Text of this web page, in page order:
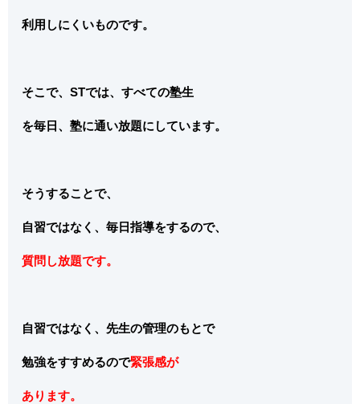
利用しにくいものです。
そこで、STでは、すべての塾生
を毎日、塾に通い放題にしています。
そうすることで、
自習ではなく、毎日指導をするので、
質問し放題です。
自習ではなく、先生の管理のもとで
勉強をすすめるので緊張感が
あります。